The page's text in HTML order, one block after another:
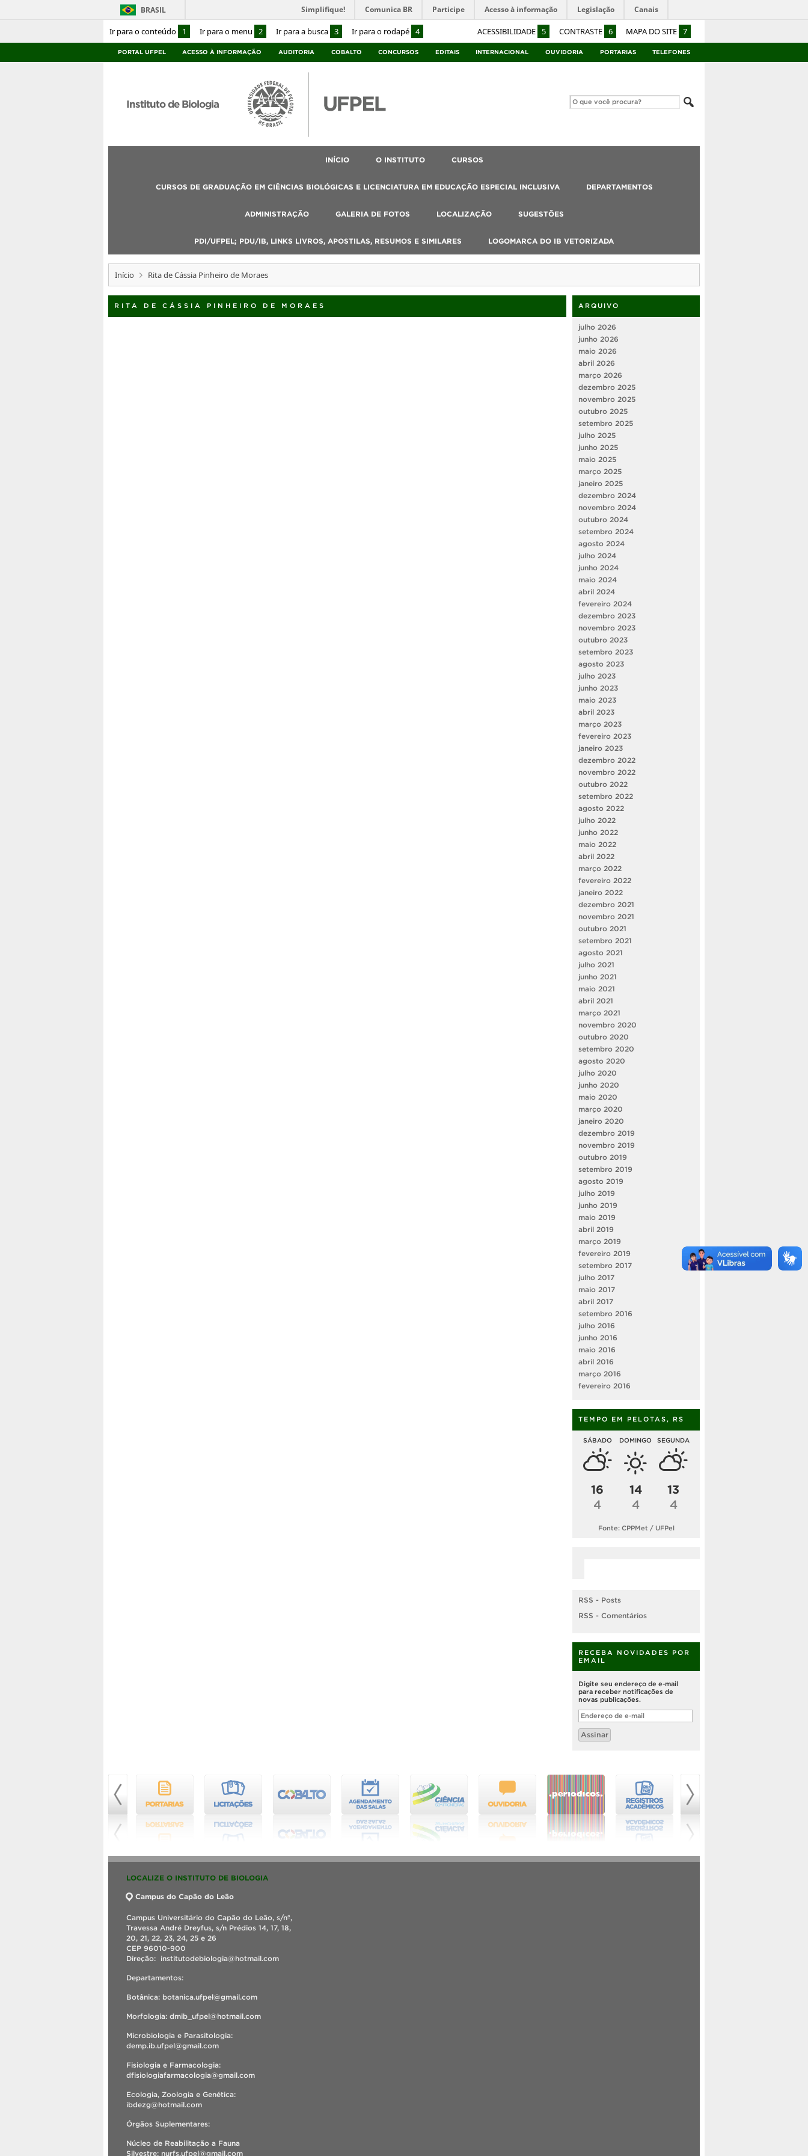
Ir para o conteúdo 1 Ir para o menu 2 Ir para a busca 3 Ir para o rodapé 4 ACESSIBILIDADE 5 CONTRASTE 6 MAPA DO SITE 7
BRASIL Simplifique! Comunica BR Participe Acesso à informação Legislação Canais
PORTAL UFPEL ACESSO À INFORMAÇÃO AUDITORIA COBALTO CONCURSOS EDITAIS INTERNACIONAL OUVIDORIA PORTARIAS TELEFONES
Instituto de Biologia
INÍCIO O INSTITUTO CURSOS
CURSOS DE GRADUAÇÃO EM CIÊNCIAS BIOLÓGICAS E LICENCIATURA EM EDUCAÇÃO ESPECIAL INCLUSIVA DEPARTAMENTOS
ADMINISTRAÇÃO GALERIA DE FOTOS LOCALIZAÇÃO SUGESTÕES
PDI/UFPEL; PDU/IB, LINKS LIVROS, APOSTILAS, RESUMOS E SIMILARES LOGOMARCA DO IB VETORIZADA
Início Rita de Cássia Pinheiro de Moraes
RITA DE CÁSSIA PINHEIRO DE MORAES ARQUIVO
julho 2026
junho 2026
maio 2026
abril 2026
março 2026
dezembro 2025
novembro 2025
outubro 2025
setembro 2025
julho 2025
junho 2025
maio 2025
março 2025
janeiro 2025
dezembro 2024
novembro 2024
outubro 2024
setembro 2024
agosto 2024
julho 2024
junho 2024
maio 2024
abril 2024
fevereiro 2024
dezembro 2023
novembro 2023
outubro 2023
setembro 2023
agosto 2023
julho 2023
junho 2023
maio 2023
abril 2023
março 2023
fevereiro 2023
janeiro 2023
dezembro 2022
novembro 2022
outubro 2022
setembro 2022
agosto 2022
julho 2022
junho 2022
maio 2022
abril 2022
março 2022
fevereiro 2022
janeiro 2022
dezembro 2021
novembro 2021
outubro 2021
setembro 2021
agosto 2021
julho 2021
junho 2021
maio 2021
abril 2021
março 2021
novembro 2020
outubro 2020
setembro 2020
agosto 2020
julho 2020
junho 2020
maio 2020
março 2020
janeiro 2020
dezembro 2019
novembro 2019
outubro 2019
setembro 2019
agosto 2019
julho 2019
junho 2019
maio 2019
abril 2019
março 2019
fevereiro 2019
setembro 2017
julho 2017
maio 2017
abril 2017
setembro 2016
julho 2016
junho 2016
maio 2016
abril 2016
março 2016
fevereiro 2016
TEMPO EM PELOTAS, RS
SÁBADO
16
4
DOMINGO
14
4
SEGUNDA
13
4
Fonte: CPPMet / UFPel
RSS - Posts
RSS - Comentários
RECEBA NOVIDADES POR
EMAIL
Digite seu endereço de e-mail
para receber notificações de
novas publicações.
Endereço
de
e-
mail
Assinar
LOCALIZE O INSTITUTO DE BIOLOGIA
Campus do Capão do Leão
Campus Universitário do Capão do Leão, s/nº,
Travessa André Dreyfus, s/n Prédios 14, 17, 18,
20, 21, 22, 23, 24, 25 e 26
CEP 96010-900
Direção: institutodebiologia@hotmail.com
Departamentos:
Botânica: botanica.ufpel@gmail.com
Morfologia: dmib_ufpel@hotmail.com
Microbiologia e Parasitologia:
demp.ib.ufpel@gmail.com
Fisiologia e Farmacologia:
dfisiologiafarmacologia@gmail.com
Ecologia, Zoologia e Genética:
ibdezg@hotmail.com
Órgãos Suplementares:
Núcleo de Reabilitação a Fauna
Silvestre: nurfs.ufpel@gmail.com